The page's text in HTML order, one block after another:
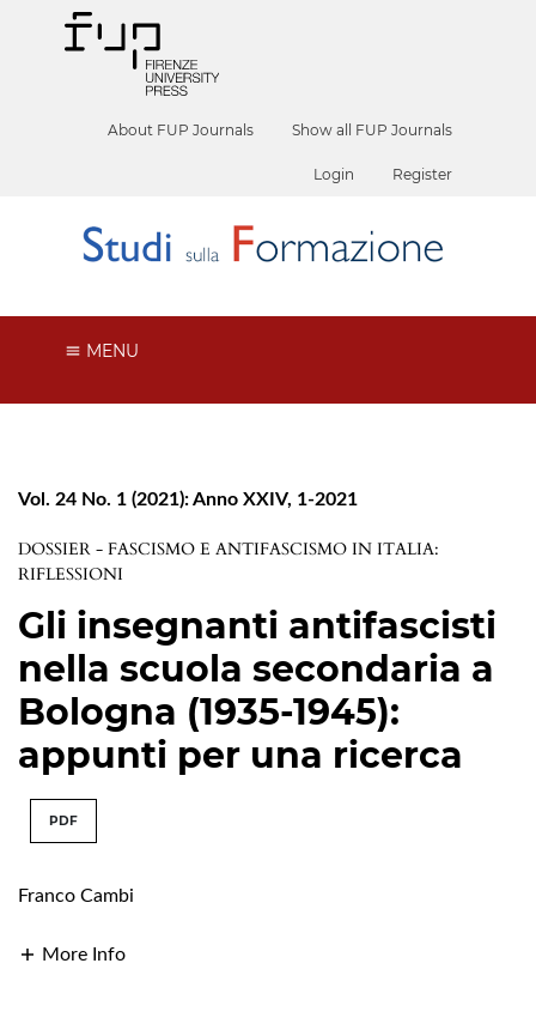
About FUP Journals Show all FUP Journals
Login Register
MENU
Vol. 24 No. 1 (2021): Anno XXIV, 1-2021
DOSSIER - FASCISMO E ANTIFASCISMO IN ITALIA:
RIFLESSIONI
Gli insegnanti antifascisti
nella scuola secondaria a
Bologna (1935-1945):
appunti per una ricerca
PDF
Franco Cambi
More Info